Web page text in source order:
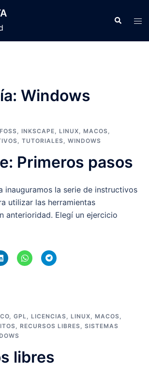
Search
Windows
FOSS, INKSCAPE, LINUX, MACOS,
, TUTORIALES, WINDOWS
Primeros pasos
inauguramos la serie de instructivos
utilizar las herramientas
anterioridad. Elegí un ejercicio
, GPL, LICENCIAS, LINUX, MACOS,
, RECURSOS LIBRES, SISTEMAS
libres